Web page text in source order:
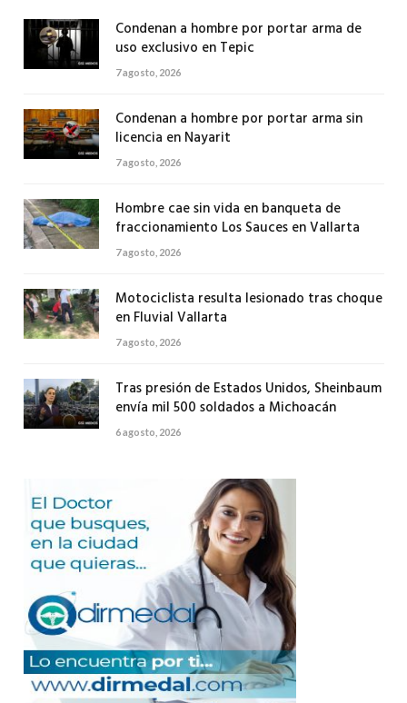
Condenan a hombre por portar arma de
uso exclusivo en Tepic
7 agosto, 2026
Condenan a hombre por portar arma sin
licencia en Nayarit
7 agosto, 2026
Hombre cae sin vida en banqueta de
fraccionamiento Los Sauces en Vallarta
7 agosto, 2026
Motociclista resulta lesionado tras choque
en Fluvial Vallarta
7 agosto, 2026
Tras presión de Estados Unidos, Sheinbaum
envía mil 500 soldados a Michoacán
6 agosto, 2026